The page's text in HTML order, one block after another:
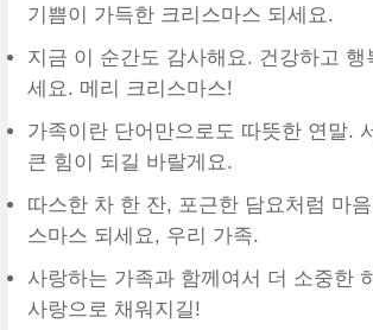
기쁨이 가득한 크리스마스 되세요.
지금 이 순간도 감사해요. 건강하고 행
세요. 메리 크리스마스!
가족이란 단어만으로도 따뜻한 연말.
큰 힘이 되길 바랄게요.
따스한 차 한 잔, 포근한 담요처럼 마
스마스 되세요, 우리 가족.
사랑하는 가족과 함께여서 더 소중한
사랑으로 채워지길!